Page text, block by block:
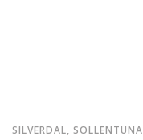
SILVERDAL, SOLLENTUNA